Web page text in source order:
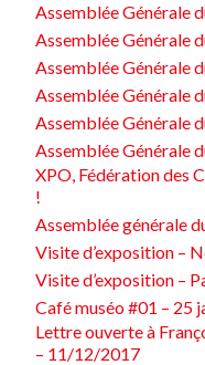
Assemblée Générale
Assemblée Générale
Assemblée Générale
Assemblée Générale
Assemblée Générale
Assemblée Générale
XPO, Fédération des
!
Assemblée générale
Visite d’exposition –
Visite d’exposition –
Café muséo #01 – 25
Lettre ouverte à
– 11/12/2017